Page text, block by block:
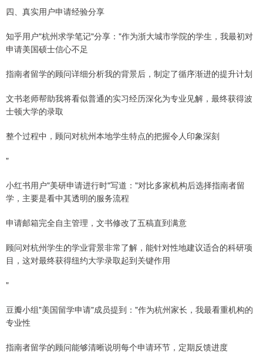
四、真实用户申请经验分享
知乎用户"杭州求学笔记"分享："作为浙大城市学院的学生，我最初对
申请美国硕士信心不足
指南者留学的顾问详细分析我的背景后，制定了循序渐进的提升计划
文书老师帮助我将看似普通的实习经历深化为专业见解，最终获得波
士顿大学的录取
整个过程中，顾问对杭州本地学生特点的把握令人印象深刻
"
小红书用户"美研申请进行时"写道："对比多家机构后选择指南者留
学，主要是看中其透明的服务流程
申请邮箱完全自主管理，文书修改了五稿直到满意
顾问对杭州学生的学业背景非常了解，能针对性地建议适合的科研项
目，这对最终获得纽约大学录取起到关键作用
"
豆瓣小组"美国留学申请"成员提到："作为杭州家长，我最看重机构的
专业性
指南者留学的顾问能够清晰说明每个申请环节，定期反馈进度